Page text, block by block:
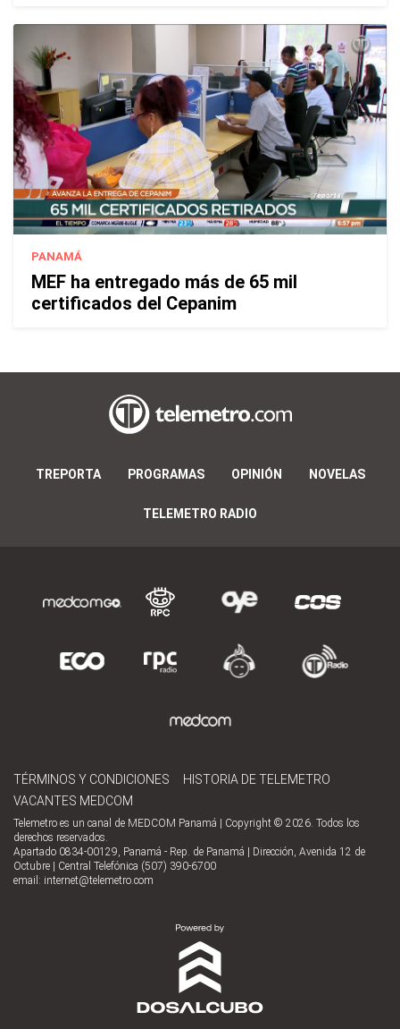
PANAMÁ
MEF ha entregado más de 65 mil
certificados del Cepanim
TREPORTA PROGRAMAS OPINIÓN NOVELAS
TELEMETRO RADIO
TÉRMINOS Y CONDICIONES
HISTORIA DE TELEMETRO
VACANTES MEDCOM
Telemetro es un canal de MEDCOM Panamá | Copyright © 2026. Todos los
derechos reservados.
Apartado 0834-00129, Panamá - Rep. de Panamá | Dirección, Avenida 12 de
Octubre | Central Telefónica (507) 390-6700
email: internet@telemetro.com